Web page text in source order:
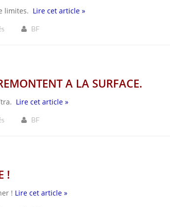
limites. Lire cet article »
BF
A LA SURFACE.
Lire cet article »
BF
!
! Lire cet article »